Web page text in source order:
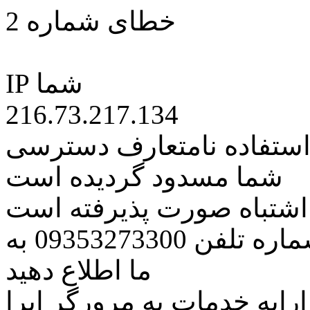
خطای شماره 2
IP شما
216.73.217.134
نامتعارف دسترسی
شما مسدود گردیده است
اشتباه صورت پذیرفته است
مراتب این مسئله را از طریق شماره تلفن 09353273300 به
ما اطلاع دهید
خدمات به مرورگر اپرا